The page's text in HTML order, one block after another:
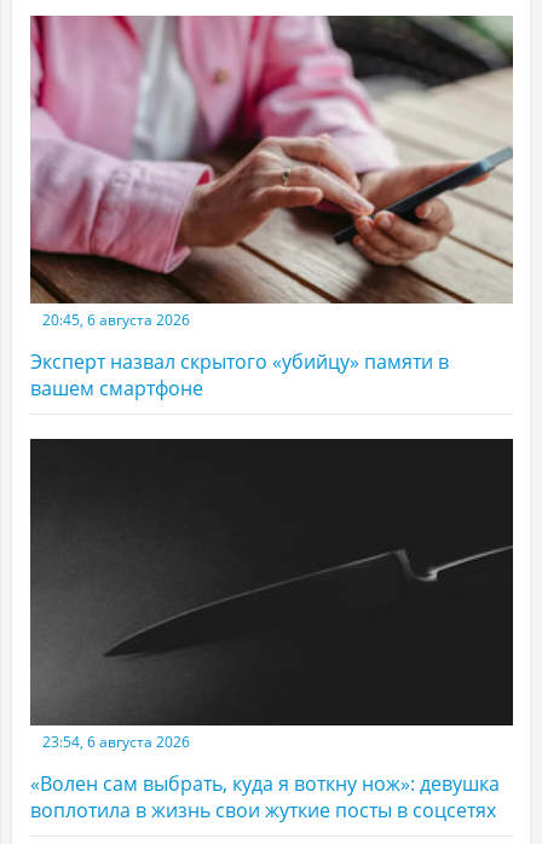
20:45, 6 августа 2026
Эксперт назвал скрытого «убийцу» памяти в
вашем смартфоне
23:54, 6 августа 2026
«Волен сам выбрать, куда я воткну нож»: девушка
воплотила в жизнь свои жуткие посты в соцсетях